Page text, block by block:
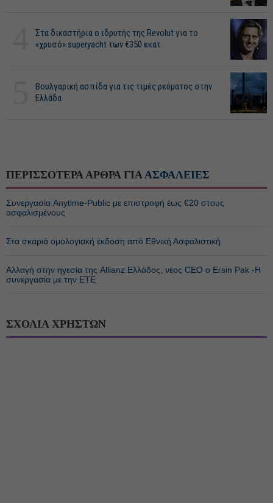
Στα δικαστήρια ο ιδρυτής της Revolut για το
«χρυσό» superyacht των €350 εκατ.
Βουλγαρική ασπίδα για τις τιμές ρεύματος στην
Ελλάδα
ΠΕΡΙΣΣΟΤΕΡΑ ΑΡΘΡΑ ΓΙΑΑΣΦΑΛΕΙΕΣ
Συνεργασία Anytime-Public με επιστροφή έως €20 στους
ασφαλισμένους
Στα σκαριά ομολογιακή έκδοση από Εθνική Ασφαλιστική
Αλλαγή στην ηγεσία της Allianz Ελλάδος, νέος CEO ο Ersin Pak -Η
συνεργασία με την ΕΤΕ
ΣΧΟΛΙΑ ΧΡΗΣΤΩΝ